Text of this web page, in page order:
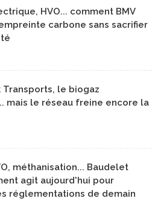
HVO... comment BMV
carbone sans sacrifier
Transports, le biogaz
mais le réseau freine encore la
méthanisation... Baudelet
agit aujourd'hui pour
réglementations de demain